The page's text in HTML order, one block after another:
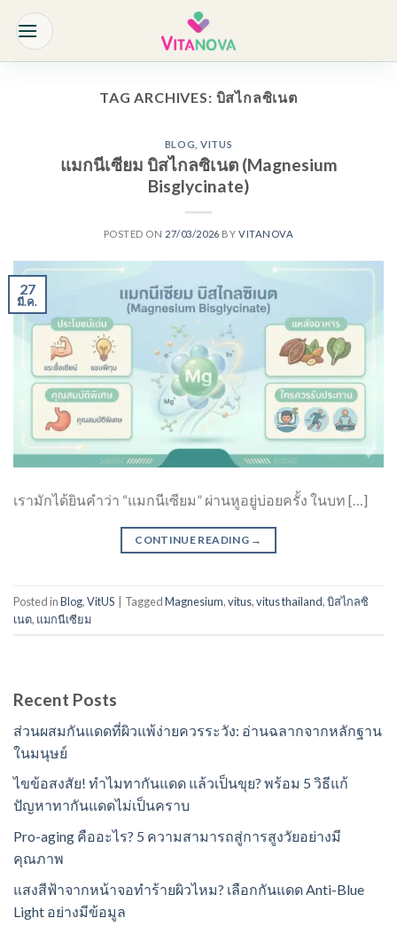
content
TAG ARCHIVES: บิสไกลซิเนต
BLOG ,VITUS
แมกนีเซียม บิสไกลซิเนต (Magnesium
Bisglycinate)
POSTED ON 27/03/2026 BY VITANOVA
27
มี.ค.
เรามักได้ยินคำว่า “แมกนีเซียม” ผ่านหูอยู่บ่อยครั้ง ในบท […]
CONTINUE READING →
Posted inBlog,VitUS | TaggedMagnesium,vitus,vitus thailand,บิสไกลซิ
เนต, แมกนีเซียม
Recent Posts
ส่วนผสมกันแดดที่ผิวแพ้ง่ายควรระวัง: อ่านฉลากจากหลักฐาน
ในมนุษย์
ไขข้อสงสัย! ทำไมทากันแดด แล้วเป็นขุย? พร้อม 5 วิธีแก้
ปัญหาทากันแดดไม่เป็นคราบ
Pro-aging คืออะไร? 5 ความสามารถสู่การสูงวัยอย่างมี
คุณภาพ
แสงสีฟ้าจากหน้าจอทำร้ายผิวไหม? เลือกกันแดด Anti-Blue
Light อย่างมีข้อมูล